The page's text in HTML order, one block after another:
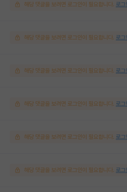
해당 댓글을 보려면 로그인이 필요합니다. 로그
해당 댓글을 보려면 로그인이 필요합니다. 로그
해당 댓글을 보려면 로그인이 필요합니다. 로그
해당 댓글을 보려면 로그인이 필요합니다. 로그
해당 댓글을 보려면 로그인이 필요합니다. 로그
해당 댓글을 보려면 로그인이 필요합니다. 로그